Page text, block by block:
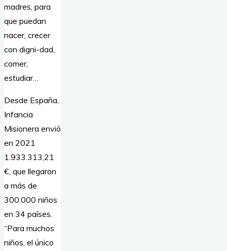
madres, para
que puedan
nacer, crecer
con digni-dad,
comer,
estudiar…
Desde España,
Infancia
Misionera envió
en 2021
1.933.313,21
€, que llegaron
a más de
300.000 niños
en 34 países.
“Para muchos
niños, el único